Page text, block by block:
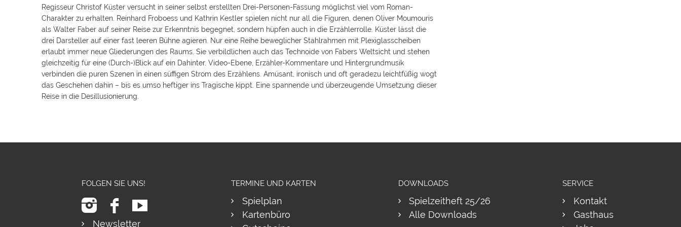
Regisseur Christof Küster versucht in seiner selbst erstellten Drei-Personen-Fassung möglichst viel vom Roman-
Charakter zu erhalten. Reinhard Froboess und Kathrin Kestler spielen nicht nur all die Figuren, denen Oliver Moumouris
als Walter Faber auf seiner Reise zur Erkenntnis begegnet, sondern hüpfen auch in die Erzählerrolle. Küster lässt die
drei Darsteller auf einer fast leeren Bühne agieren. Nur eine Reihe beweglicher Stahlrahmen mit Plexiglasscheiben
erlaubt immer neue Gliederungen des Raums. Sie verbildlichen auch das Technoide von Fabers Weltsicht und stehen
gleichzeitig für eine (Durch-)Blick auf ein Dahinter. Video-Ebene, Erzähler-Kommentare und Hintergrundmusik
verbinden die puren Szenen in einen süffigen Strom des Erzählens. Amüsant, ironisch und oft geradezu leichtfüßig wogt
das Geschehen dahin – bis es umso heftiger ins Tragische kippt. Eine spannende und überzeugende Umsetzung dieser
Reise in die Desillusionierung.
FOLGEN SIE UNS!
Newsletter
TERMINE UND KARTEN
Spielplan
Kartenbüro
DOWNLOADS
Spielzeitheft 25/26
Alle Downloads
SERVICE
Kontakt
Gasthaus